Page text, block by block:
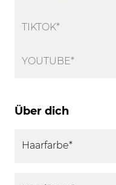
Über dich